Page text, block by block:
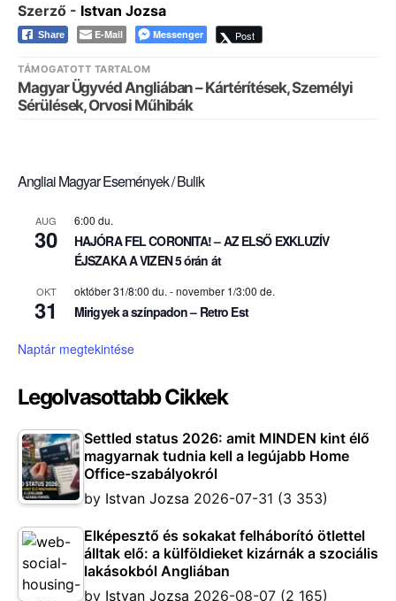
Szerző - Istvan Jozsa
Share E-Mail Messenger Post
TÁMOGATOTT TARTALOM
Magyar Ügyvéd Angliában – Kártérítések, Személyi
Sérülések, Orvosi Műhibák
Angliai Magyar Események / Bulik
AUG
30
6:00 du.
HAJÓRA FEL CORONITA! – AZ ELSŐ EXKLUZÍV
ÉJSZAKA A VIZEN 5 órán át
OKT
31
október 31/8:00 du. -november 1/3:00 de.
Mirigyek a színpadon – Retro Est
Naptár megtekintése
Legolvasottabb Cikkek
Settled status 2026: amit MINDEN kint élő
magyarnak tudnia kell a legújabb Home
Office-szabályokról
by Istvan Jozsa 2026-07-31 (3 353)
Elképesztő és sokakat felháborító ötlettel
álltak elő: a külföldieket kizárnák a szociális
lakásokból Angliában
by Istvan Jozsa 2026-08-07 (2 165)